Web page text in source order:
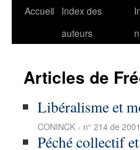
Accueil
Index des
auteurs
Articles de
Libéralisme et
CONINCK - n° 214 de 2001
Péché collectif